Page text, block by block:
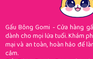
Gấu Bông Gomi - Cửa hàng
dành cho mọi lứa tuổi. Khám
mại và an toàn, hoàn hảo để
cảm.